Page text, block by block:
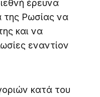
έρευνα
της Ρωσίας να
και να
εναντίον
κατά του